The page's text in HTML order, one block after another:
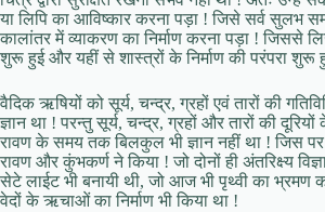
या लिपि का आविष्कार करना पड़ा ! जिसे सर्व सुलभ
कालांतर में व्याकरण का निर्माण करना पड़ा ! जिससे
शुरू हुई और यहीं से शास्त्रों के निर्माण की परंपरा शुरू
वैदिक ऋषियों को सूर्य, चन्द्र, ग्रहों एवं तारों की
ज्ञान था ! परन्तु सूर्य, चन्द्र, ग्रहों और तारों की
रावण के समय तक बिलकुल भी ज्ञान नहीं था ! जिस पर
रावण और कुंभकर्ण ने किया ! जो दोनों ही अंतरिक्ष्य
सेटे लाईट भी बनायी थी, जो आज भी पृथ्वी का भ्रमण
वेदों के ऋचाओं का निर्माण भी किया था !